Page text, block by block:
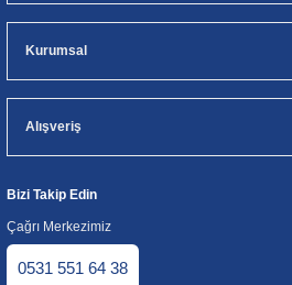
Kurumsal
Alışveriş
Bizi Takip Edin
Çağrı Merkezimiz
0531 551 64 38